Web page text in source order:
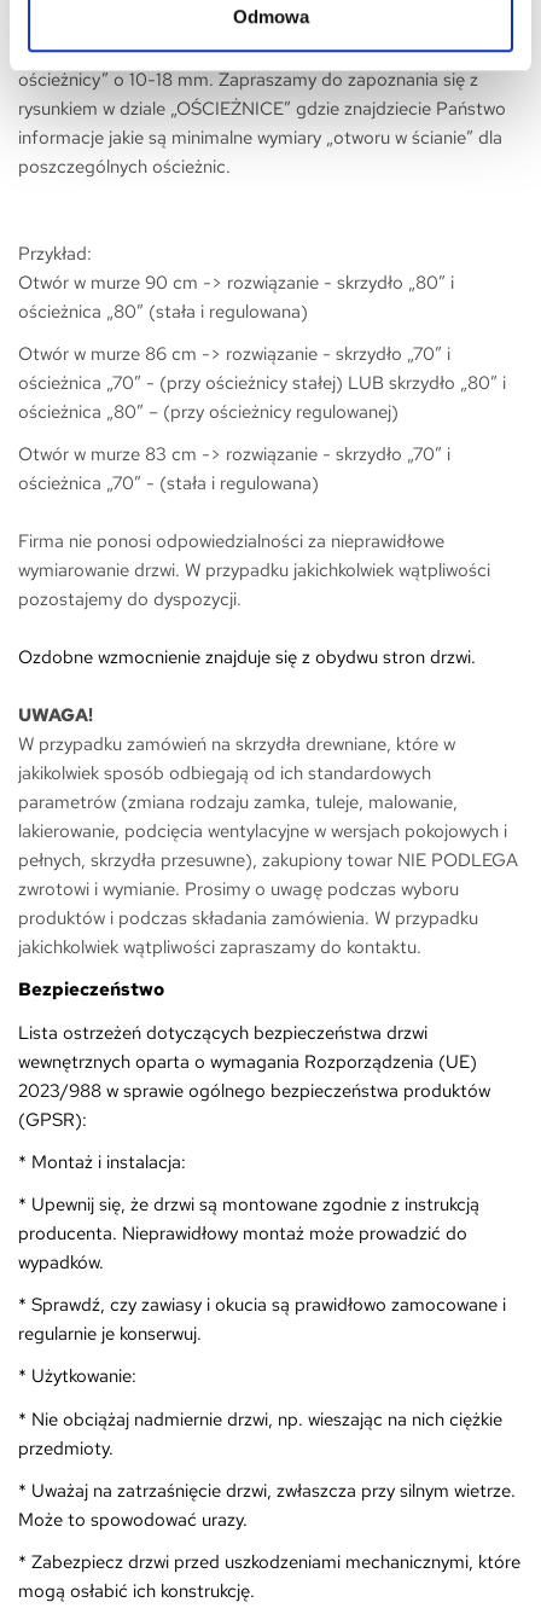
Odmowa
prosimy zwrócić uwagę, że szerokość otworu montażowego,
MUSI być większa niż „szerokość skrzydła” i „rozmiar
ościeżnicy” o 10-18 mm. Zapraszamy do zapoznania się z
rysunkiem w dziale „OŚCIEŻNICE” gdzie znajdziecie Państwo
informacje jakie są minimalne wymiary „otworu w ścianie” dla
poszczególnych ościeżnic.
Przykład:
Otwór w murze 90 cm -> rozwiązanie - skrzydło „80” i
ościeżnica „80” (stała i regulowana)
Otwór w murze 86 cm -> rozwiązanie - skrzydło „70” i
ościeżnica „70” - (przy ościeżnicy stałej) LUB skrzydło „80” i
ościeżnica „80” – (przy ościeżnicy regulowanej)
Otwór w murze 83 cm -> rozwiązanie - skrzydło „70” i
ościeżnica „70” - (stała i regulowana)
Firma nie ponosi odpowiedzialności za nieprawidłowe
wymiarowanie drzwi. W przypadku jakichkolwiek wątpliwości
pozostajemy do dyspozycji.
Ozdobne wzmocnienie znajduje się z obydwu stron drzwi.
UWAGA!
W przypadku zamówień na skrzydła drewniane, które w
jakikolwiek sposób odbiegają od ich standardowych
parametrów (zmiana rodzaju zamka, tuleje, malowanie,
lakierowanie, podcięcia wentylacyjne w wersjach pokojowych i
pełnych, skrzydła przesuwne), zakupiony towar NIE PODLEGA
zwrotowi i wymianie. Prosimy o uwagę podczas wyboru
produktów i podczas składania zamówienia. W przypadku
jakichkolwiek wątpliwości zapraszamy do kontaktu.
Bezpieczeństwo
Lista ostrzeżeń dotyczących bezpieczeństwa drzwi
wewnętrznych oparta o wymagania Rozporządzenia (UE)
2023/988 w sprawie ogólnego bezpieczeństwa produktów
(GPSR):
* Montaż i instalacja:
* Upewnij się, że drzwi są montowane zgodnie z instrukcją
producenta. Nieprawidłowy montaż może prowadzić do
wypadków.
* Sprawdź, czy zawiasy i okucia są prawidłowo zamocowane i
regularnie je konserwuj.
* Użytkowanie:
* Nie obciążaj nadmiernie drzwi, np. wieszając na nich ciężkie
przedmioty.
* Uważaj na zatrzaśnięcie drzwi, zwłaszcza przy silnym wietrze.
Może to spowodować urazy.
* Zabezpiecz drzwi przed uszkodzeniami mechanicznymi, które
mogą osłabić ich konstrukcję.